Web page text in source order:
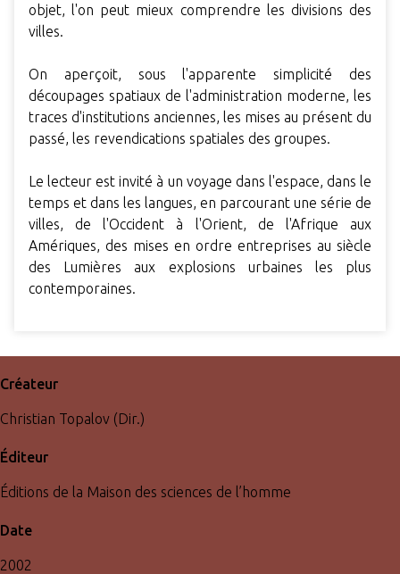
objet, l'on peut mieux comprendre les divisions des
villes.
On aperçoit, sous l'apparente simplicité des
découpages spatiaux de l'administration moderne, les
traces d'institutions anciennes, les mises au présent du
passé, les revendications spatiales des groupes.
Le lecteur est invité à un voyage dans l'espace, dans le
temps et dans les langues, en parcourant une série de
villes, de l'Occident à l'Orient, de l'Afrique aux
Amériques, des mises en ordre entreprises au siècle
des Lumières aux explosions urbaines les plus
contemporaines.
Créateur
Christian Topalov (Dir.)
Éditeur
Éditions de la Maison des sciences de l’homme
Date
2002